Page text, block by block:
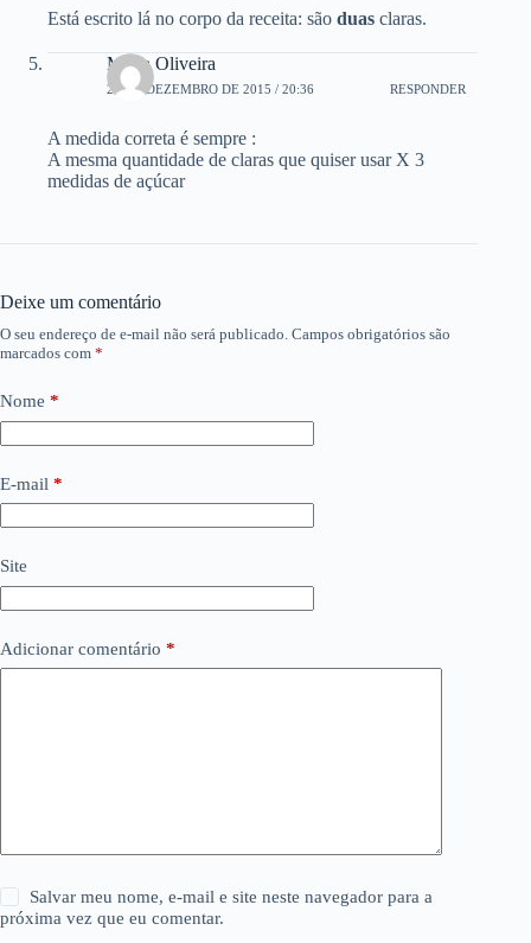
Está escrito lá no corpo da receita: são duas claras.
Maria Oliveira
27 DE DEZEMBRO DE 2015 / 20:36 RESPONDER
A medida correta é sempre :
A mesma quantidade de claras que quiser usar X 3
medidas de açúcar
Deixe um comentário
O seu endereço de e-mail não será publicado. Campos obrigatórios são
marcados com *
Nome *
E-mail *
Site
Adicionar comentário *
Salvar meu nome, e-mail e site neste navegador para a
próxima vez que eu comentar.